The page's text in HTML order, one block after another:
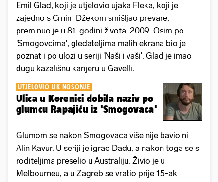
Emil Glad, koji je utjelovio ujaka Fleka, koji je
zajedno s Crnim Džekom smišljao prevare,
preminuo je u 81. godini života, 2009. Osim po
'Smogovcima', gledateljima malih ekrana bio je
poznat i po ulozi u seriji 'Naši i vaši'. Glad je imao
dugu kazališnu karijeru u Gavelli.
UTJELOVIO LIK NOSONJE
Ulica u Korenici dobila naziv po
glumcu Rapajiću iz 'Smogovaca'
Glumom se nakon Smogovaca više nije bavio ni
Alin Kavur. U seriji je igrao Dadu, a nakon toga se s
roditeljima preselio u Australiju. Živio je u
Melbourneu, a u Zagreb se vratio prije 15-ak